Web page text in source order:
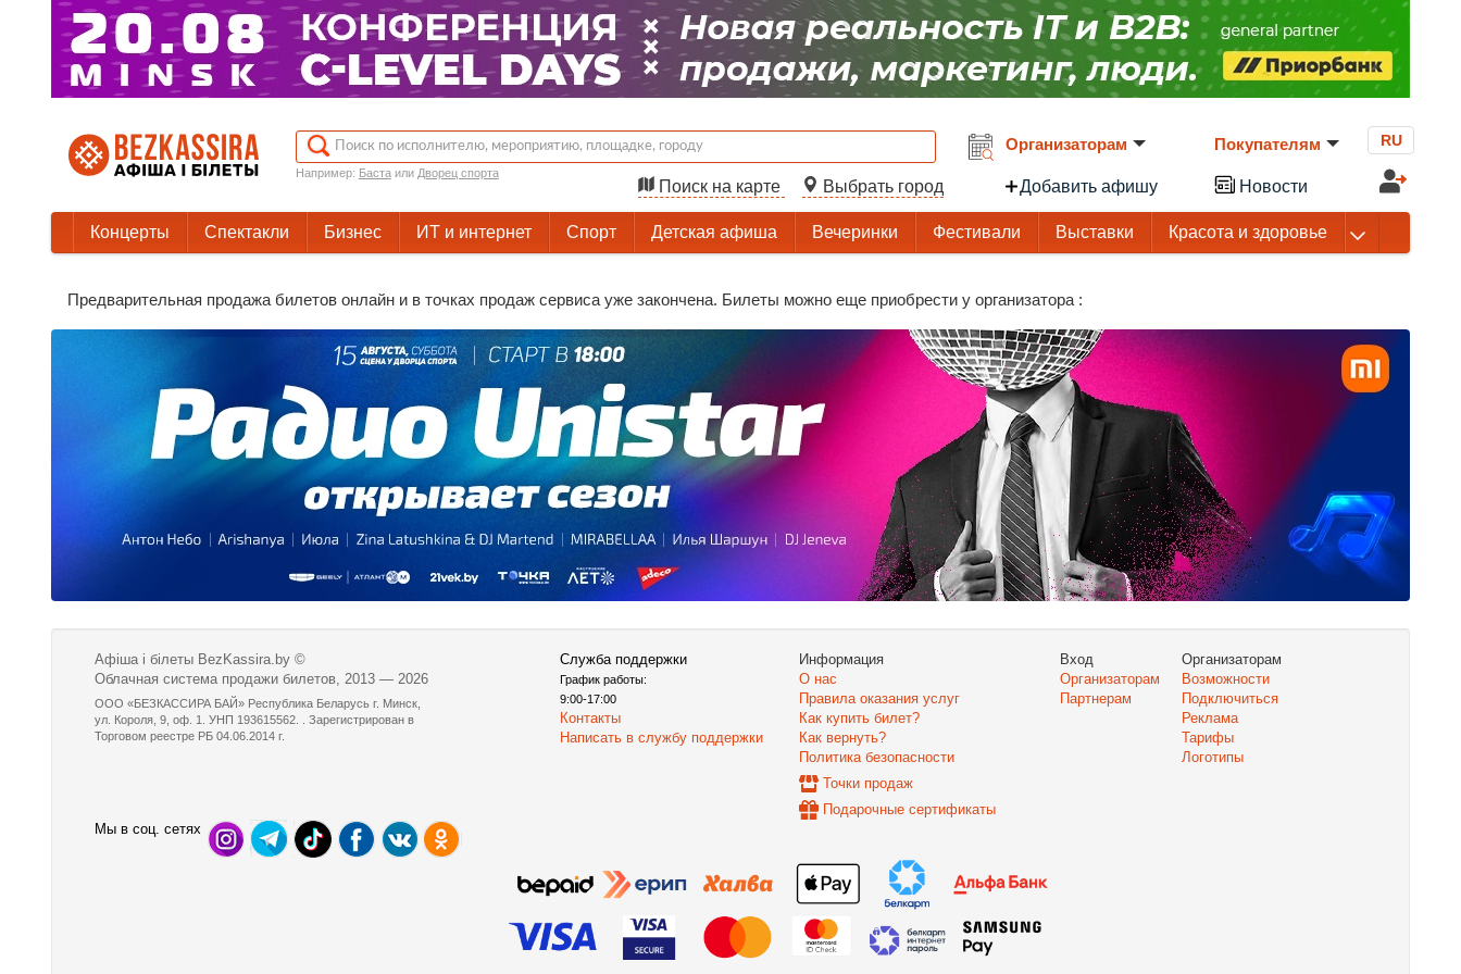
Например: Бастаили Дворец спорта
Поиск на карте Выбрать город
Организаторам
Добавить афишу
Покупателям
Новости
RU
Концерты Спектакли Бизнес ИТ и интернет Спорт Детская афиша Вечеринки Фестивали Выставки Красота и здоровье
Предварительная продажа билетов онлайн и в точках продаж сервиса уже закончена. Билеты можно еще приобрести у организатора :
Афіша і білеты BezKassira.by ©
Облачная система продажи билетов, 2013 — 2026
ООО «БЕЗКАССИРА БАЙ» Республика Беларусь г. Минск,
ул. Короля, 9, оф. 1. УНП 193615562. . Зарегистрирован в
Торговом реестре РБ 04.06.2014 г.
Служба поддержки
График работы:
9:00-17:00
Контакты
Написать в службу поддержки
Информация
О нас
Правила оказания услуг
Как купить билет?
Как вернуть?
Политика безопасности
Точки продаж
Подарочные сертификаты
Вход
Организаторам
Партнерам
Организаторам
Возможности
Подключиться
Реклама
Тарифы
Логотипы
Мы в соц. сетях